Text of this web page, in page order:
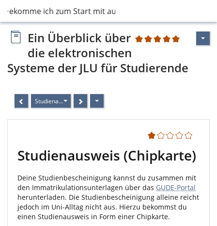
bekomme ich zum Start mit auf den Weg?
1
Ein Überblick über
die elektronischen
Systeme der JLU für Studierende
Studienausweis (Chipkarte)
1
Studienausweis (Chipkarte)
Deine Studienbescheinigung kannst du zusammen mit
den Immatrikulationsunterlagen über das GUDE-Portal
herunterladen. Die Studienbescheinigung alleine reicht
jedoch im Uni-Alltag nicht aus. Hierzu bekommst du
einen Studienausweis in Form einer Chipkarte.